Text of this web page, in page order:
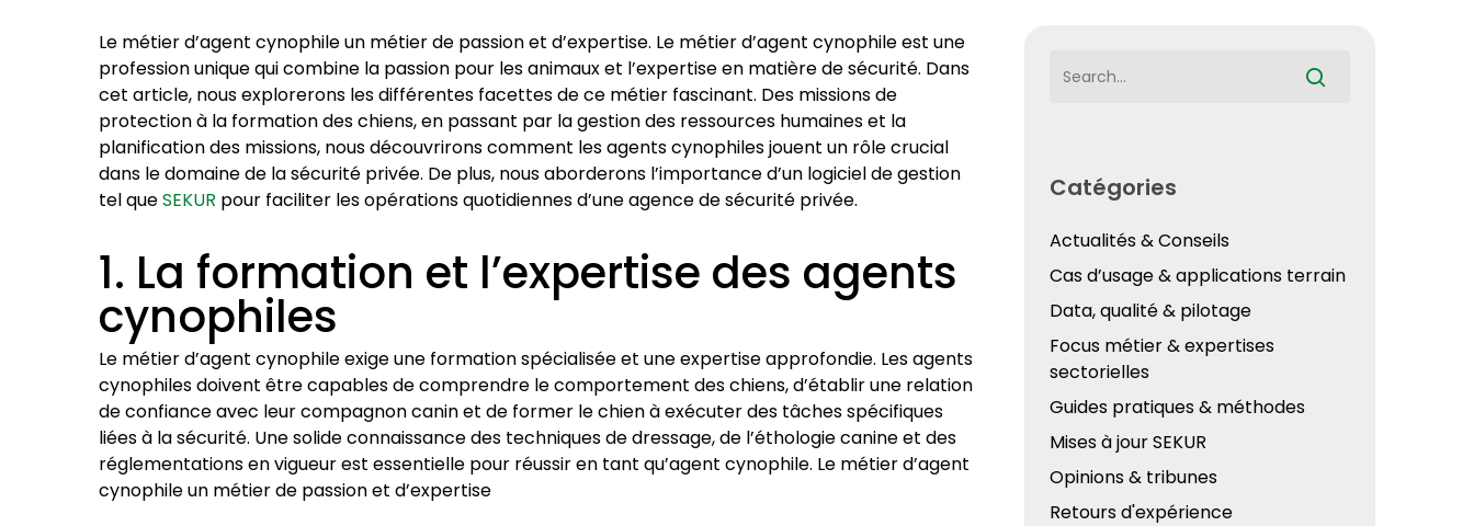
Le métier d’agent cynophile un métier de passion et d’expertise. Le métier d’agent cynophile est une
profession unique qui combine la passion pour les animaux et l’expertise en matière de sécurité. Dans
cet article, nous explorerons les différentes facettes de ce métier fascinant. Des missions de
protection à la formation des chiens, en passant par la gestion des ressources humaines et la
planification des missions, nous découvrirons comment les agents cynophiles jouent un rôle crucial
dans le domaine de la sécurité privée. De plus, nous aborderons l’importance d’un logiciel de gestion
tel queSEKUR pour faciliter les opérations quotidiennes d’une agence de sécurité privée.
1. La formation et l’expertise des agents
cynophiles
Le métier d’agent cynophile exige une formation spécialisée et une expertise approfondie. Les agents
cynophiles doivent être capables de comprendre le comportement des chiens, d’établir une relation
de confiance avec leur compagnon canin et de former le chien à exécuter des tâches spécifiques
liées à la sécurité. Une solide connaissance des techniques de dressage, de l’éthologie canine et des
réglementations en vigueur est essentielle pour réussir en tant qu’agent cynophile. Le métier d’agent
cynophile un métier de passion et d’expertise
Catégories
Actualités & Conseils
Cas d’usage & applications terrain
Data, qualité & pilotage
Focus métier & expertises
sectorielles
Guides pratiques & méthodes
Mises à jour SEKUR
Opinions & tribunes
Retours d'expérience